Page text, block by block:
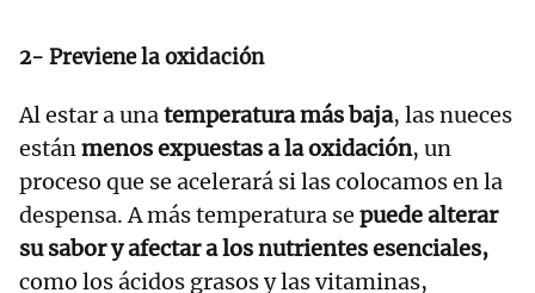
2- Previene la oxidación
Al estar a una temperatura más baja, las nueces
están menos expuestas a la oxidación, un
proceso que se acelerará si las colocamos en la
despensa. A más temperatura se puede alterar
su sabor y afectar a los nutrientes esenciales,
como los ácidos grasos y las vitaminas,